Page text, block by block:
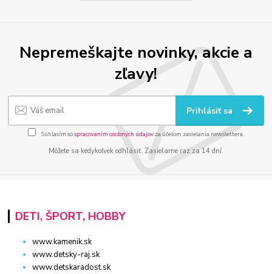
Nepremeškajte novinky, akcie a
zľavy!
Prihlásiť sa
Súhlasím sospracovaním osobných údajov za účelom zasielania newslettera.
Môžete sa kedykoľvek odhlásiť. Zasielame raz za 14 dní.
DETI, ŠPORT, HOBBY
www.kamenik.sk
www.detsky-raj.sk
www.detskaradost.sk